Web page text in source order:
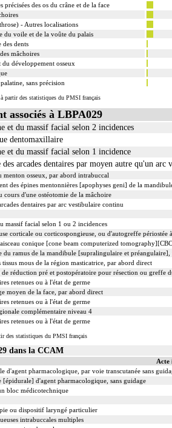
des os du crâne et de la face
- Autres localisations
du voile et de la voûte du palais
dents
mâchoires
du développement osseux
sans précision
partir des statistiques du PMSI français
associés à LBPA029
et du massif facial selon 2 incidences
dentomaxillaire
et du massif facial selon 1 incidence
arcades dentaires par moyen autre qu'un arc
menton osseux, par abord intrabuccal
des épines mentonnières [apophyses geni] de la
cours d'une ostéotomie de la mâchoire
dentaires par arc vestibulaire continu
massif facial selon 1 ou 2 incidences
corticale ou corticospongieuse, ou d'autogreffe
conique [cone beam computerized
du ramus de la mandibule [supralingulaire et
mous de la région masticatrice, par abord direct
réduction pré et postopératoire pour résection ou greffe
retenues ou à l'état de germe
moyen de la face, par abord direct
retenues ou à l'état de germe
complémentaire niveau 4
retenues ou à l'état de germe
des statistiques du PMSI français
dans la CCAM
Acte
d'agent pharmacologique, par voie transcutanée sans
d'agent pharmacologique, sans guidage
bloc médicotechnique
ou dispositif laryngé particulier
intrabuccales multiples